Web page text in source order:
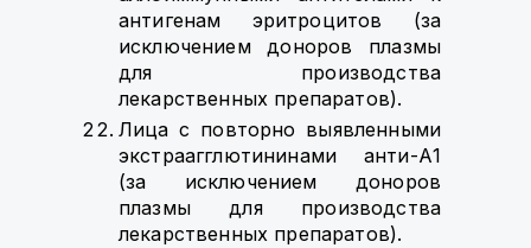
антигенам эритроцитов (за
исключением доноров плазмы
для производства
лекарственных препаратов).
Лица с повторно выявленными
экстраагглютининами анти-А1
(за исключением доноров
плазмы для производства
лекарственных препаратов).